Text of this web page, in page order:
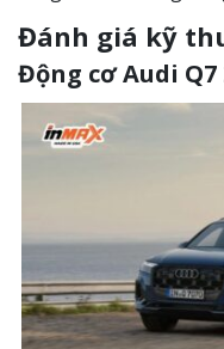
Đánh giá kỹ
Động cơ Audi Q7